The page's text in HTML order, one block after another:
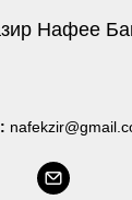
Нафее